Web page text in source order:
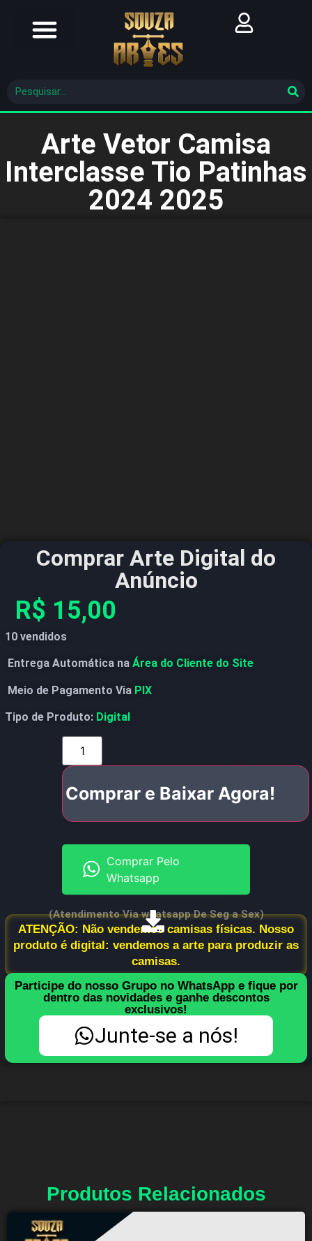
Arte Vetor Camisa
Interclasse Tio Patinhas
2024 2025
Comprar Arte Digital do
Anúncio
R$ 15,00
10 vendidos
Entrega Automática na Área do Cliente do Site
Meio de Pagamento Via PIX
Tipo de Produto: Digital
Comprar e Baixar Agora!
Comprar Pelo
Whatsapp
(Atendimento Via whatsapp De Seg a Sex)
ATENÇÃO: Não vendemos camisas físicas. Nosso
produto é digital: vendemos a arte para produzir as
camisas.
Participe do nosso Grupo no WhatsApp e fique por
dentro das novidades e ganhe descontos
exclusivos!
Junte-se a nós!
Produtos Relacionados